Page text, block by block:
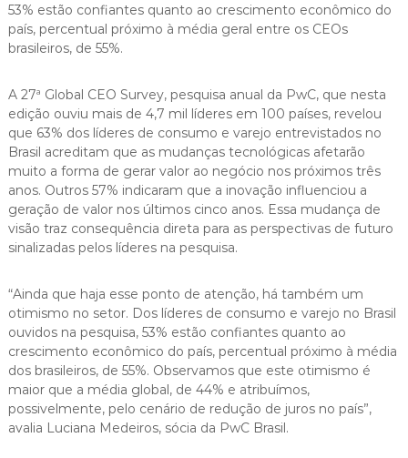
53% estão confiantes quanto ao crescimento econômico do
país, percentual próximo à média geral entre os CEOs
brasileiros, de 55%.
A 27ª Global CEO Survey, pesquisa anual da PwC, que nesta
edição ouviu mais de 4,7 mil líderes em 100 países, revelou
que 63% dos líderes de consumo e varejo entrevistados no
Brasil acreditam que as mudanças tecnológicas afetarão
muito a forma de gerar valor ao negócio nos próximos três
anos. Outros 57% indicaram que a inovação influenciou a
geração de valor nos últimos cinco anos. Essa mudança de
visão traz consequência direta para as perspectivas de futuro
sinalizadas pelos líderes na pesquisa.
“Ainda que haja esse ponto de atenção, há também um
otimismo no setor. Dos líderes de consumo e varejo no Brasil
ouvidos na pesquisa, 53% estão confiantes quanto ao
crescimento econômico do país, percentual próximo à média
dos brasileiros, de 55%. Observamos que este otimismo é
maior que a média global, de 44% e atribuímos,
possivelmente, pelo cenário de redução de juros no país”,
avalia Luciana Medeiros, sócia da PwC Brasil.